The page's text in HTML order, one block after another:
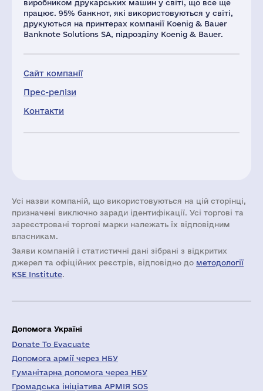
виробником друкарських машин у світі, що все ще
працює. 95% банкнот, які використовуються у світі,
друкуються на принтерах компанії Koenig & Bauer
Banknote Solutions SA, підрозділу Koenig & Bauer.
Сайт компанії
Прес-релізи
Контакти
Усі назви компаній, що використовуються на цій сторінці,
призначені виключно заради ідентифікації. Усі торгові та
зареєстровані торгові марки належать їх відповідним
власникам.
Заяви компаній i статистичні дані зібрані з відкритих
джерел та офіційних реєстрів, відповідно до методології
KSE Institute.
Допомога Україні
Donate To Evacuate
Допомога армії через НБУ
Гуманітарна допомога через НБУ
Громадська ініціатива АРМІЯ SOS